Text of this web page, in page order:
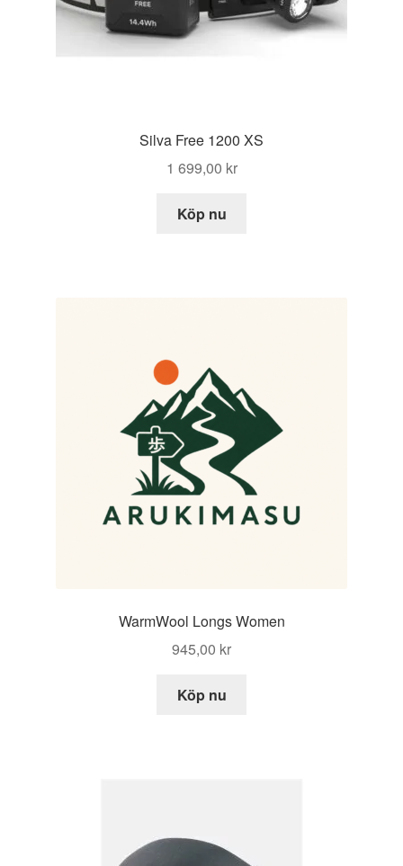
Silva Free 1200 XS
1 699,00 kr
Köp nu
WarmWool Longs Women
945,00 kr
Köp nu